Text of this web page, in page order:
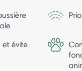
et évite